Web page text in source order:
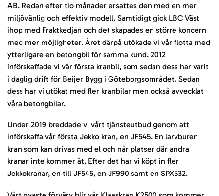
AB. Redan efter tio månader ersattes den med en mer
miljövänlig och effektiv modell. Samtidigt gick LBC Väst
ihop med Fraktkedjan och det skapades en större koncern
med mer möjligheter. Året därpå utökade vi vår flotta med
ytterligare en betongbil för samma kund. 2012
införskaffade vi vår första kranbil, som sedan dess har varit
i daglig drift för Beijer Bygg i Göteborgsområdet. Sedan
dess har vi utökat med fler kranbilar men också avvecklat
våra betongbilar.
Under 2019 breddade vi vårt tjänsteutbud genom att
införskaffa vår första Jekko kran, en JF545. En larvburen
kran som kan drivas med el och når platser där andra
kranar inte kommer åt. Efter det har vi köpt in fler
Jekkokranar, en till JF545, en JF990 samt en SPX532.